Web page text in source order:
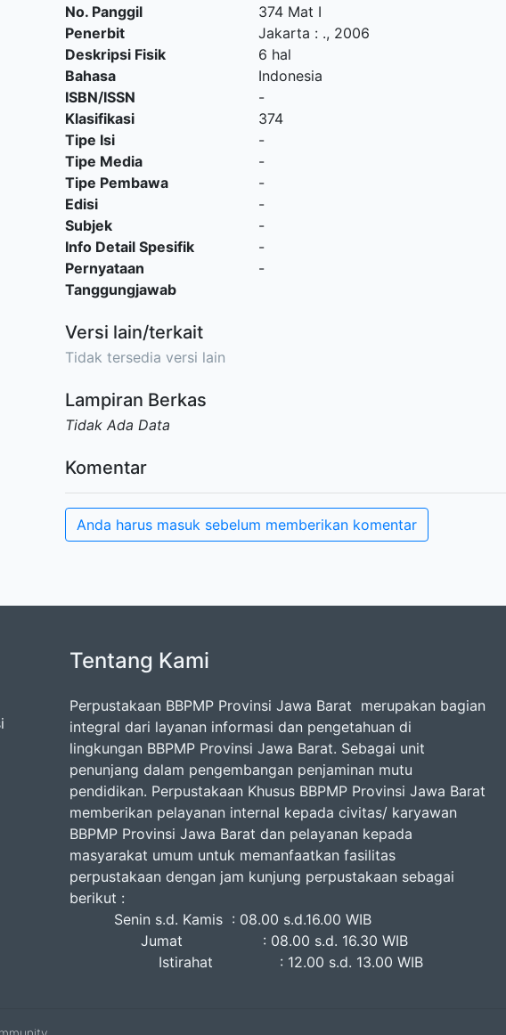
No. Panggil
374 Mat I
Penerbit
Jakarta : ., 2006
Deskripsi Fisik
6 hal
Bahasa
Indonesia
ISBN/ISSN
-
Klasifikasi
374
Tipe Isi
-
Tipe Media
-
Tipe Pembawa
-
Edisi
-
Subjek
-
Info Detail Spesifik
-
Pernyataan
Tanggungjawab
-
Versi lain/terkait
Tidak tersedia versi lain
Lampiran Berkas
Tidak Ada Data
Komentar
Anda harus masuk sebelum memberikan komentar
Tentang Kami
Perpustakaan BBPMP Provinsi Jawa Barat merupakan bagian
integral dari layanan informasi dan pengetahuan di
lingkungan BBPMP Provinsi Jawa Barat. Sebagai unit
penunjang dalam pengembangan penjaminan mutu
pendidikan. Perpustakaan Khusus BBPMP Provinsi Jawa Barat
memberikan pelayanan internal kepada civitas/ karyawan
BBPMP Provinsi Jawa Barat dan pelayanan kepada
masyarakat umum untuk memanfaatkan fasilitas
perpustakaan dengan jam kunjung perpustakaan sebagai
berikut :
Senin s.d. Kamis : 08.00 s.d.16.00 WIB
Jumat : 08.00 s.d. 16.30 WIB
Istirahat : 12.00 s.d. 13.00 WIB